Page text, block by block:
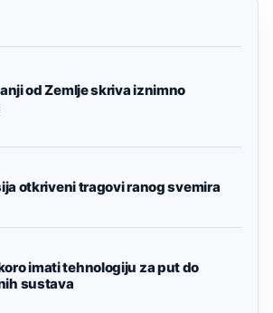
od Zemlje skriva iznimno
otkriveni tragovi ranog svemira
imati tehnologiju za put do
sustava